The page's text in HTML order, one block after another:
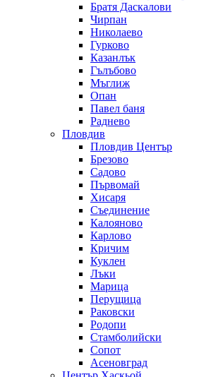
Братя Даскалови
Чирпан
Николаево
Гурково
Казанлък
Гълъбово
Мъглиж
Опан
Павел баня
Раднево
Пловдив
Пловдив Център
Брезово
Садово
Първомай
Хисаря
Съединение
Калояново
Карлово
Кричим
Куклен
Лъки
Марица
Перущица
Раковски
Родопи
Стамболийски
Сопот
Асеновград